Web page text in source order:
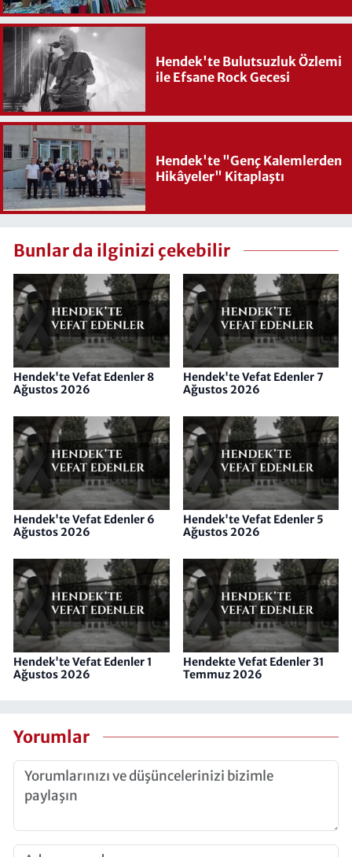
Hendek'te Bulutsuzluk Özlemi
ile Efsane Rock Gecesi
Hendek'te "Genç Kalemlerden
Hikâyeler" Kitaplaştı
Bunlar da ilginizi çekebilir
Hendek'te Vefat Edenler 8
Ağustos 2026
Hendek'te Vefat Edenler 7
Ağustos 2026
Hendek'te Vefat Edenler 6
Ağustos 2026
Hendek'te Vefat Edenler 5
Ağustos 2026
Hendek'te Vefat Edenler 1
Ağustos 2026
Hendekte Vefat Edenler 31
Temmuz 2026
Yorumlar